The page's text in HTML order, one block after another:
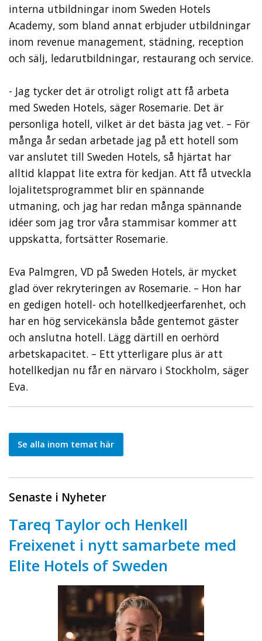
interna utbildningar inom Sweden Hotels
Academy, som bland annat erbjuder utbildningar
inom revenue management, städning, reception
och sälj, ledarutbildningar, restaurang och service.
- Jag tycker det är otroligt roligt att få arbeta
med Sweden Hotels, säger Rosemarie. Det är
personliga hotell, vilket är det bästa jag vet. – För
många år sedan arbetade jag på ett hotell som
var anslutet till Sweden Hotels, så hjärtat har
alltid klappat lite extra för kedjan. Att få utveckla
lojalitetsprogrammet blir en spännande
utmaning, och jag har redan många spännande
idéer som jag tror våra stammisar kommer att
uppskatta, fortsätter Rosemarie.
Eva Palmgren, VD på Sweden Hotels, är mycket
glad över rekryteringen av Rosemarie. – Hon har
en gedigen hotell- och hotellkedjeerfarenhet, och
har en hög servicekänsla både gentemot gäster
och anslutna hotell. Lägg därtill en oerhörd
arbetskapacitet. – Ett ytterligare plus är att
hotellkedjan nu får en närvaro i Stockholm, säger
Eva.
Se alla inom temat här
Senaste i Nyheter
Tareq Taylor och Henkell
Freixenet i nytt samarbete med
Elite Hotels of Sweden